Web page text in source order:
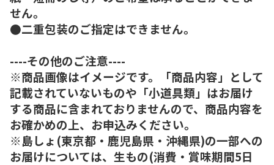
せん。
●二重包装のご指定はできません。
----その他のご注意----
※商品画像はイメージです。「商品内容」として
記載されていないものや「小道具類」はお届け
する商品に含まれておりませんので、商品内容を
お確かめの上、お申込みください。
※島しょ(東京都・鹿児島県・沖縄県)の一部への
お届けについては、生もの(消費・賞味期間5日